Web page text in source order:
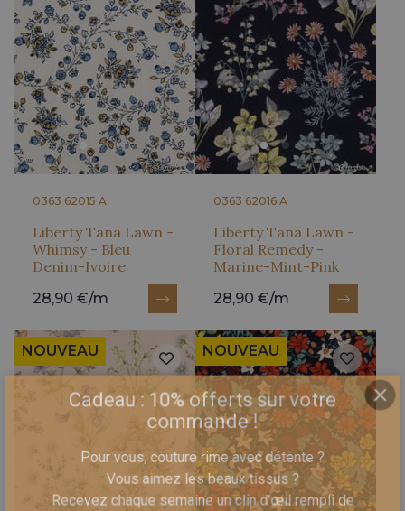
0363 62015 A
Liberty Tana Lawn -
Whimsy - Bleu
Denim-Ivoire
28,90 €/m
0363 62016 A
Liberty Tana Lawn -
Floral Remedy -
Marine-Mint-Pink
28,90 €/m
NOUVEAU NOUVEAU
Cadeau : 10% offerts sur votre
commande !
Pour vous, couture rime avec détente ?